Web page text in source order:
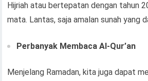
Hijriah atau bertepatan dengan tahun
mata. Lantas, saja amalan sunah yang
Perbanyak Membaca Al-Qur’an
Menjelang Ramadan, kita juga dapat